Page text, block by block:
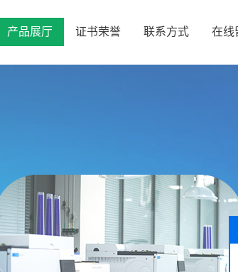
产品展厅 证书荣誉 联系方式 在线